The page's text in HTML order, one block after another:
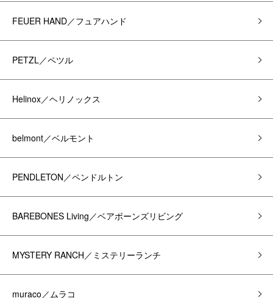
FEUER HAND／フュアハンド
PETZL／ペツル
Helinox／ヘリノックス
belmont／ベルモント
PENDLETON／ペンドルトン
BAREBONES Living／ベアボーンズリビング
MYSTERY RANCH／ミステリーランチ
muraco／ムラコ